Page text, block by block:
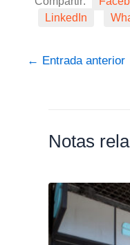
LinkedIn
← Entrada anterior
Notas